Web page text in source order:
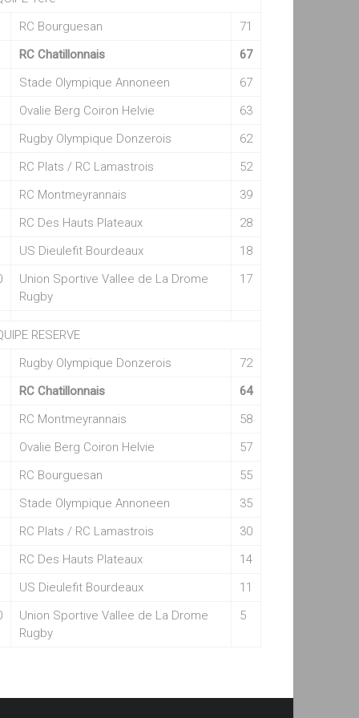
RC Bourguesan
71
RC Chatillonnais
67
Stade Olympique Annoneen
67
Ovalie Berg Coiron Helvie
63
Rugby Olympique Donzerois
62
RC Plats / RC Lamastrois
52
RC Montmeyrannais
39
RC Des Hauts Plateaux
28
US Dieulefit Bourdeaux
18
Union Sportive Vallee de La Drome
Rugby
17
RESERVE
Rugby Olympique Donzerois
72
RC Chatillonnais
64
RC Montmeyrannais
58
Ovalie Berg Coiron Helvie
57
RC Bourguesan
55
Stade Olympique Annoneen
35
RC Plats / RC Lamastrois
30
RC Des Hauts Plateaux
14
US Dieulefit Bourdeaux
11
Union Sportive Vallee de La Drome
Rugby
5